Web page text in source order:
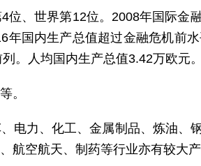
位、世界第12位。2008年国际金
国内生产总值超过金融危机前
。人均国内生产总值3.42万欧元。
。
电力、化工、金属制品、炼油、
航空航天、制药等行业亦有较大产